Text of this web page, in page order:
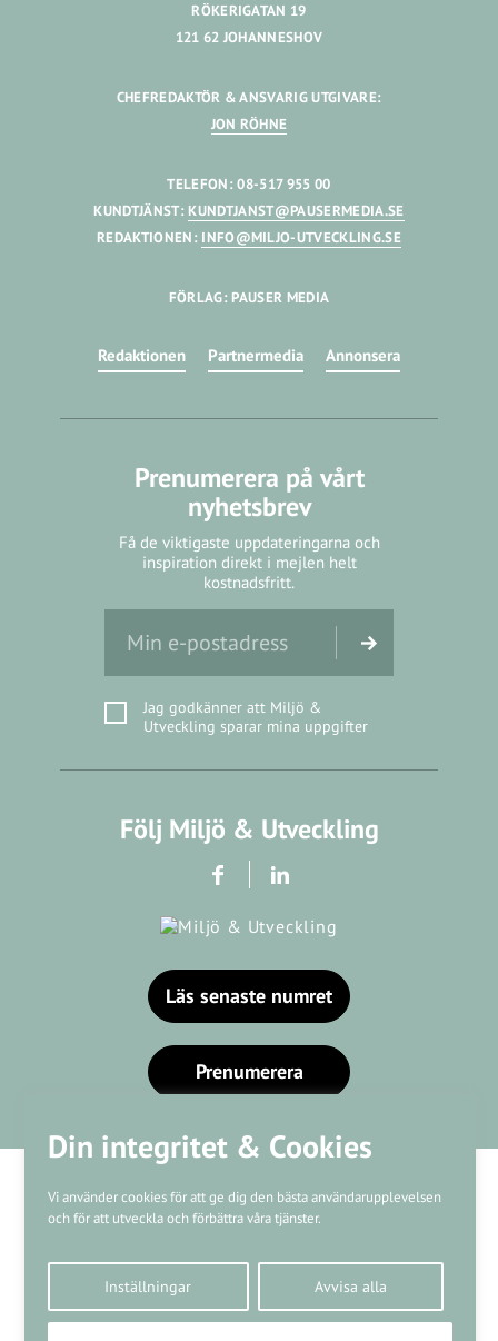
Din integritet & Cookies
Vi använder cookies för att ge dig den bästa användarupplevelsen
och för att utveckla och förbättra våra tjänster.
Inställningar Avvisa alla
RÖKERIGATAN 19
121 62 JOHANNESHOV
CHEFREDAKTÖR & ANSVARIG UTGIVARE:
JON RÖHNE
TELEFON: 08-517 955 00
KUNDTJÄNST: KUNDTJANST@PAUSERMEDIA.SE
REDAKTIONEN: INFO@MILJO-UTVECKLING.SE
FÖRLAG: PAUSER MEDIA
Redaktionen Partnermedia Annonsera
Prenumerera på vårt
nyhetsbrev
Få de viktigaste uppdateringarna och
inspiration direkt i mejlen helt
kostnadsfritt.
Jag godkänner att Miljö &
Utveckling sparar mina uppgifter
Följ Miljö & Utveckling
Läs senaste numret
Prenumerera
Kundtjänst